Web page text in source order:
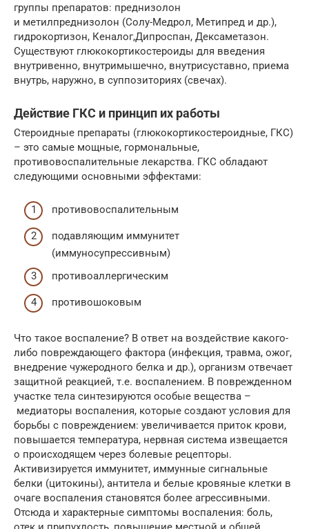
группы препаратов: преднизолон
и метилпреднизолон (Солу-Медрол, Метипред и др.),
гидрокортизон, Кеналог,Дипроспан, Дексаметазон.
Существуют глюкокортикостероиды для введения
внутривенно, внутримышечно, внутрисуставно, приема
внутрь, наружно, в суппозиториях (свечах).
Действие ГКС и принцип их работы
Стероидные препараты (глюкокортикостероидные, ГКС)
– это самые мощные, гормональные,
противовоспалительные лекарства. ГКС обладают
следующими основными эффектами:
противовоспалительным
подавляющим иммунитет
(иммуносупрессивным)
противоаллергическим
противошоковым
Что такое воспаление? В ответ на воздействие какого-
либо повреждающего фактора (инфекция, травма, ожог,
внедрение чужеродного белка и др.), организм отвечает
защитной реакцией, т.е. воспалением. В поврежденном
участке тела синтезируются особые вещества –
медиаторы воспаления, которые создают условия для
борьбы с повреждением: увеличивается приток крови,
повышается температура, нервная система извещается
о происходящем через болевые рецепторы.
Активизируется иммунитет, иммунные сигнальные
белки (цитокины), антитела и белые кровяные клетки в
очаге воспаления становятся более агрессивными.
Отсюда и характерные симптомы воспаления: боль,